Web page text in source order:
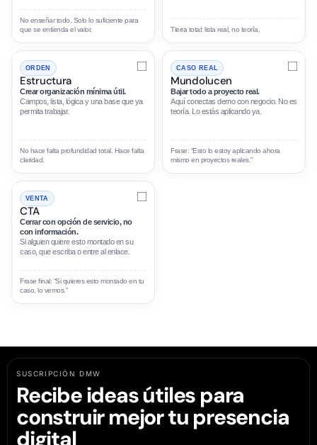
No enseñar todo. Solo lo suficiente para
que se entienda el valor.
Tierra total: lista real, no teoría.
ORDEN
Estructura
Crear organización mínima útil.
Campos, lista, lógica y una base que ya
permita trabajar.
No hace falta profundidad total. Hace falta
claridad.
CASO REAL
Mundolucen
Bajar todo a proyecto real.
Aquí conectas demo con negocio. No es
teoría. Lo estás aplicando ya.
Frase: “Esto lo estoy aplicando ahora
mismo en proyectos reales.”
VENTA
CTA
Cerrar con opción de servicio, no
con información.
Si alguien quiere esto montado en su
caso, que escriba o entre al enlace.
Frase final: “Si quieres esto montado en tu
caso, lo vemos.”
SUSCRIPCIÓN DMW
Recibe ideas útiles para
construir mejor tu presencia
digital